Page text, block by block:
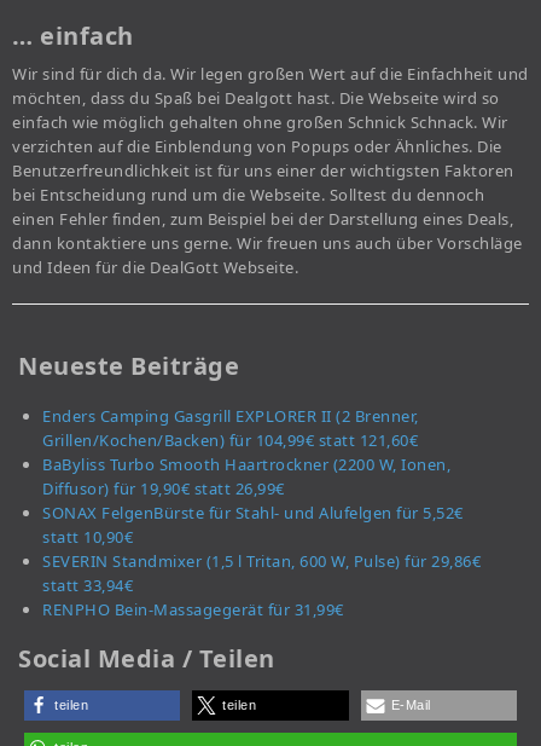
… einfach
Wir sind für dich da. Wir legen großen Wert auf die Einfachheit und
möchten, dass du Spaß bei Dealgott hast. Die Webseite wird so
einfach wie möglich gehalten ohne großen Schnick Schnack. Wir
verzichten auf die Einblendung von Popups oder Ähnliches. Die
Benutzerfreundlichkeit ist für uns einer der wichtigsten Faktoren
bei Entscheidung rund um die Webseite. Solltest du dennoch
einen Fehler finden, zum Beispiel bei der Darstellung eines Deals,
dann kontaktiere uns gerne. Wir freuen uns auch über Vorschläge
und Ideen für die DealGott Webseite.
Neueste Beiträge
Enders Camping Gasgrill EXPLORER II (2 Brenner,
Grillen/Kochen/Backen) für 104,99€ statt 121,60€
BaByliss Turbo Smooth Haartrockner (2200 W, Ionen,
Diffusor) für 19,90€ statt 26,99€
SONAX FelgenBürste für Stahl- und Alufelgen für 5,52€
statt 10,90€
SEVERIN Standmixer (1,5 l Tritan, 600 W, Pulse) für 29,86€
statt 33,94€
RENPHO Bein-Massagegerät für 31,99€
Social Media / Teilen
teilen teilen E-Mail